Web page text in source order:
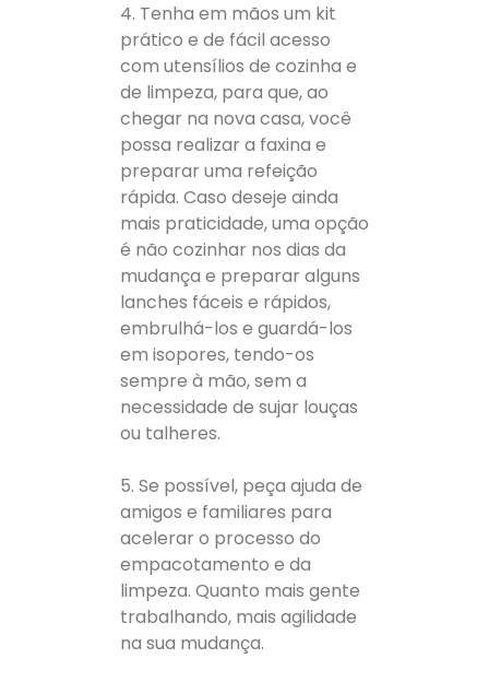
4. Tenha em mãos um kit
prático e de fácil acesso
com utensílios de cozinha e
de limpeza, para que, ao
chegar na nova casa, você
possa realizar a faxina e
preparar uma refeição
rápida. Caso deseje ainda
mais praticidade, uma opção
é não cozinhar nos dias da
mudança e preparar alguns
lanches fáceis e rápidos,
embrulhá-los e guardá-los
em isopores, tendo-os
sempre à mão, sem a
necessidade de sujar louças
ou talheres.
5. Se possível, peça ajuda de
amigos e familiares para
acelerar o processo do
empacotamento e da
limpeza. Quanto mais gente
trabalhando, mais agilidade
na sua mudança.